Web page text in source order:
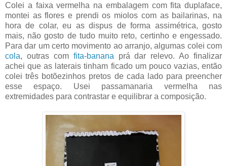
Colei a faixa vermelha na embalagem com fita duplaface,
montei as flores e prendi os miolos com as bailarinas, na
hora de colar, eu as dispus de forma assimétrica, gosto
mais, não gosto de tudo muito reto, certinho e engessado.
Para dar um certo movimento ao arranjo, algumas colei com
cola, outras com fita-banana prá dar relevo. Ao finalizar
achei que as laterais tinham ficado um pouco vazias, então
colei três botõezinhos pretos de cada lado para preencher
esse espaço. Usei passamanaria vermelha nas
extremidades para contrastar e equilibrar a composição.